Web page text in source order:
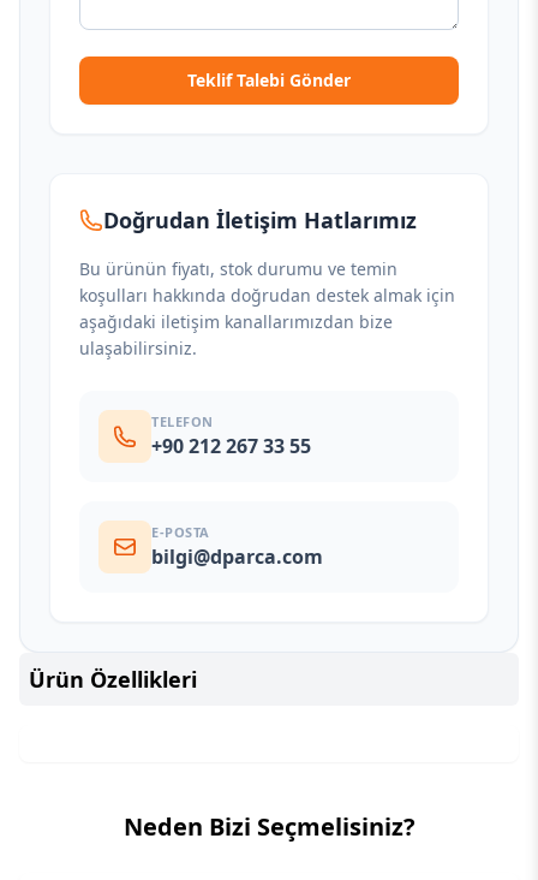
Teklif Talebi Gönder
Doğrudan İletişim Hatlarımız
Bu ürünün fiyatı, stok durumu ve temin
koşulları hakkında doğrudan destek almak için
aşağıdaki iletişim kanallarımızdan bize
ulaşabilirsiniz.
TELEFON
+90 212 267 33 55
E-POSTA
bilgi@dparca.com
Ürün Özellikleri
Neden Bizi Seçmelisiniz?